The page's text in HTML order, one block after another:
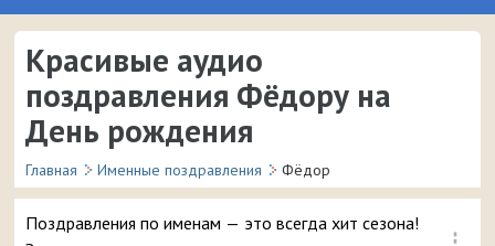
Красивые аудио
поздравления Фёдору на
День рождения
Главная Именные поздравления Фёдор
Поздравления по именам — это всегда хит сезона!